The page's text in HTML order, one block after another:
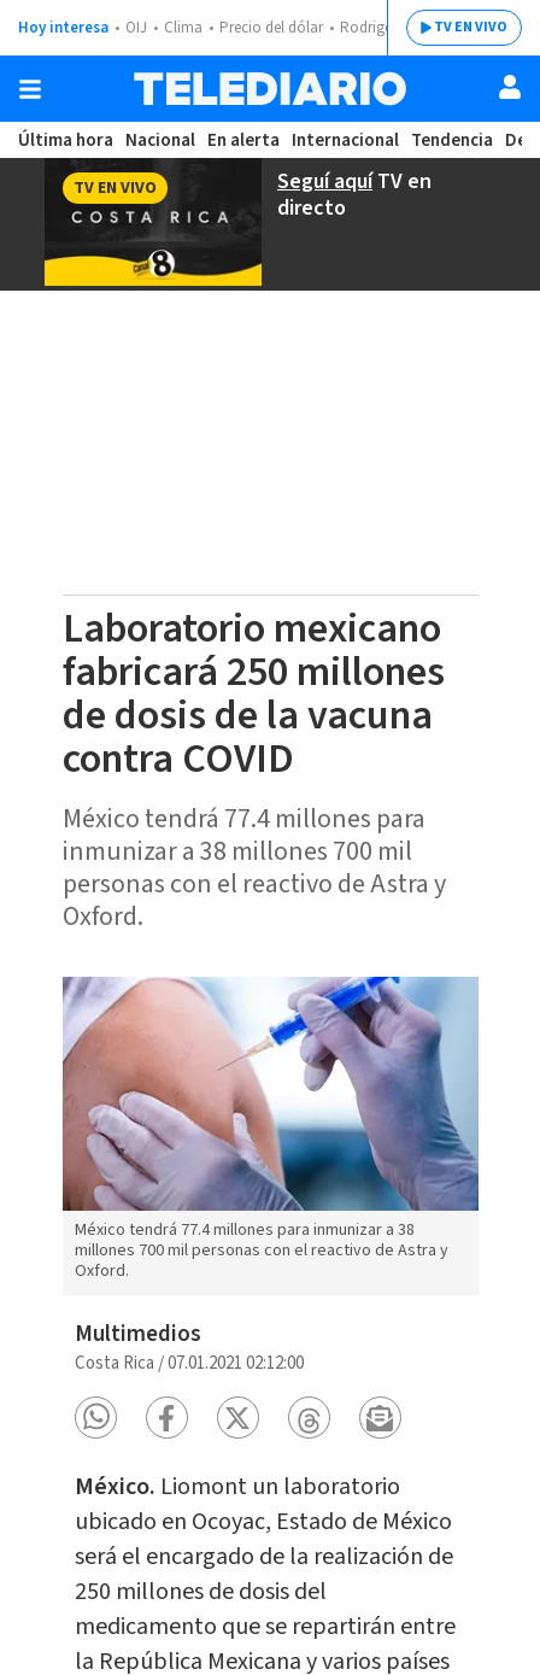
Hoy interesa OIJ Clima Precio del dólar Rodrigo ChavesTV EN VIVO
Última hora Nacional En alerta Internacional Tendencia
Seguí aquíTV en
directo
TV EN VIVO
Laboratorio mexicano
fabricará 250 millones
de dosis de la vacuna
contra COVID
México tendrá 77.4 millones para
inmunizar a 38 millones 700 mil
personas con el reactivo de Astra y
Oxford.
México tendrá 77.4 millones para inmunizar a 38
millones 700 mil personas con el reactivo de Astra y
Oxford.
Multimedios
Costa Rica /07.01.2021 02:12:00
México. Liomont un laboratorio
ubicado en Ocoyac, Estado de México
será el encargado de la realización de
250 millones de dosis del
medicamento que se repartirán entre
la República Mexicana y varios países